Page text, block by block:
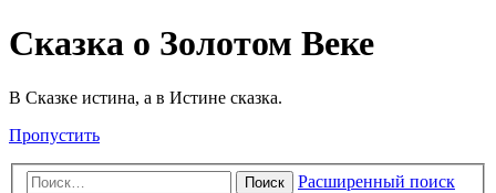
Сказка о Золотом Веке
В Сказке истина, а в Истине сказка.
Пропустить
Поиск Расширенный поиск